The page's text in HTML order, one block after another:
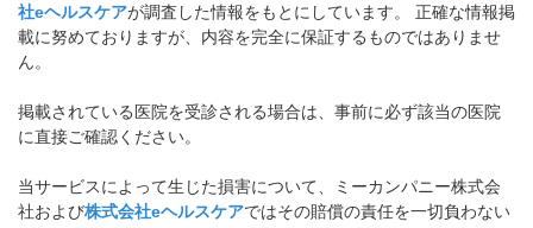
社eヘルスケアが調査した情報をもとにしています。 正確な情報掲
載に努めておりますが、内容を完全に保証するものではありませ
ん。
掲載されている医院を受診される場合は、事前に必ず該当の医院
に直接ご確認ください。
当サービスによって生じた損害について、ミーカンパニー株式会
社および株式会社eヘルスケアではその賠償の責任を一切負わない